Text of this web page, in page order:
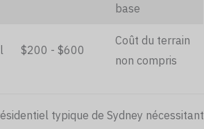
base
$200 - $600
Coût du terrain
non compris
typique de Sydney nécessitant